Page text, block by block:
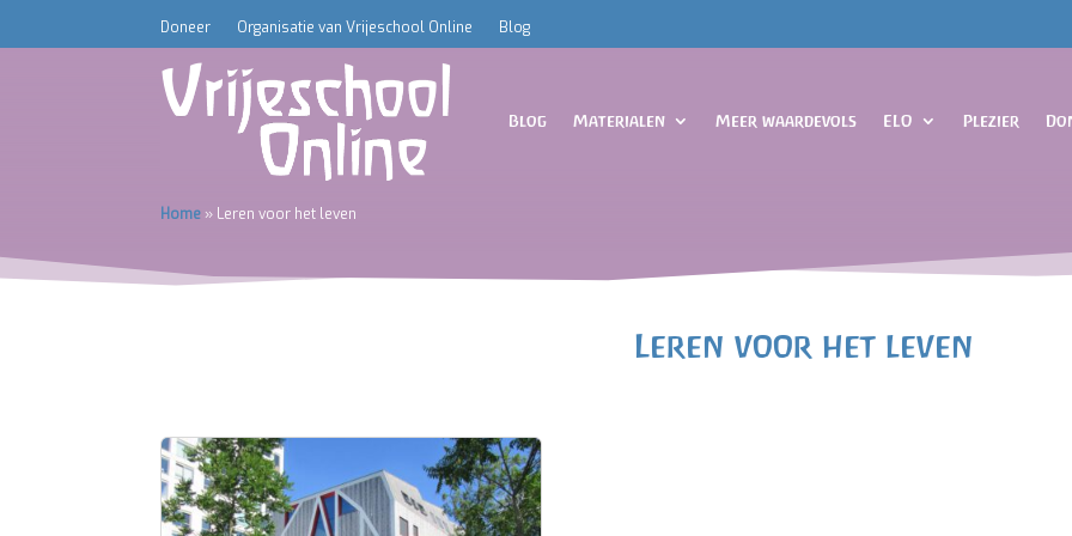
Doneer Organisatie van Vrijeschool Online Blog
Blog Materialen Meer waardevols ELO Plezier
Home » Leren voor het leven
Leren voor het leven